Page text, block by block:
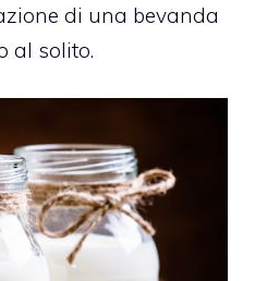
di una bevanda
al solito.